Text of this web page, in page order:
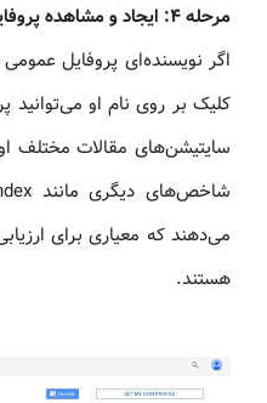
مرحله ۴: ایجاد و مشاهده پروفایل نویسنده
اگر نویسنده‌ای پروفایل
کلیک بر روی نام او می‌توانید
سایتیشن‌های مقالات مختلف او
می‌دهند که معیاری برای
هستند.